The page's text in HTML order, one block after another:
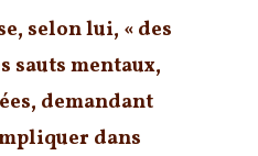
selon lui, « des
sauts mentaux,
demandant
dans